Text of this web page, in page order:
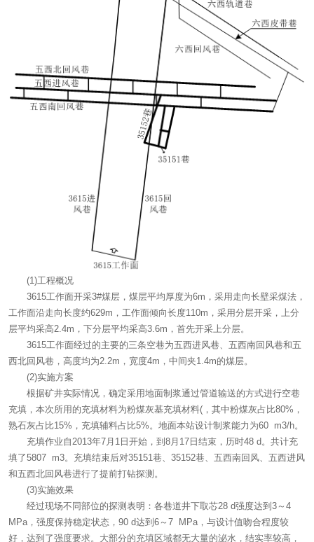
(1)工程概况
3615工作面开采3#煤层，煤层平均厚度为6m，采用走向长壁采煤法，
工作面沿走向长度约629m，工作面倾向长度110m，采用分层开采，上分
层平均采高2.4m，下分层平均采高3.6m，首先开采上分层。
3615工作面经过的主要的三条空巷为五西进风巷、五西南回风巷和五
西北回风巷，高度均为2.2m，宽度4m，中间夹1.4m的煤层。
(2)实施方案
根据矿井实际情况，确定采用地面制浆通过管道输送的方式进行空巷
充填，本次所用的充填材料为粉煤灰基充填材料(，其中粉煤灰占比80%，
熟石灰占比15%，充填辅料占比5%。地面本站设计制浆能力为60 m3/h。
充填作业自2013年7月1日开始，到8月17日结束，历时48 d。共计充
填了5807 m3。充填结束后对35151巷、35152巷、五西南回风、五西进风
和五西北回风巷进行了提前打钻探测。
(3)实施效果
经过现场不同部位的探测表明：各巷道井下取芯28 d强度达到3～4
MPa，强度保持稳定状态，90 d达到6～7 MPa，与设计值吻合程度较
好，达到了强度要求。大部分的充填区域都无大量的泌水，结实率较高，